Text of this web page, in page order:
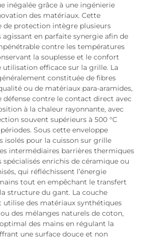
inégalée grâce à une ingénierie
des matériaux. Cette
de protection intègre plusieurs
agissant en parfaite synergie afin de
contre les températures
la souplesse et le confort
utilisation efficace sur la grille. La
constituée de fibres
ou de matériaux para-aramides,
contre le contact direct avec
à la chaleur rayonnante, avec
souvent supérieurs à 500 °C
Sous cette enveloppe
isolés pour la cuisson sur grille
intermédiaires barrières thermiques
spécialisés enrichis de céramique ou
qui réfléchissent l’énergie
tout en empêchant le transfert
structure du gant. La couche
des matériaux synthétiques
des mélanges naturels de coton,
des mains en régulant la
une surface douce et non